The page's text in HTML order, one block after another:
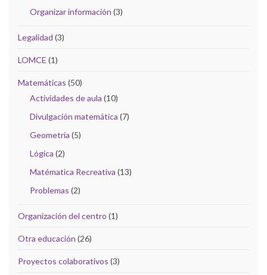
Organizar información (3)
Legalidad (3)
LOMCE (1)
Matemáticas (50)
Actividades de aula (10)
Divulgación matemática (7)
Geometría (5)
Lógica (2)
Matématica Recreativa (13)
Problemas (2)
Organización del centro (1)
Otra educación (26)
Proyectos colaborativos (3)